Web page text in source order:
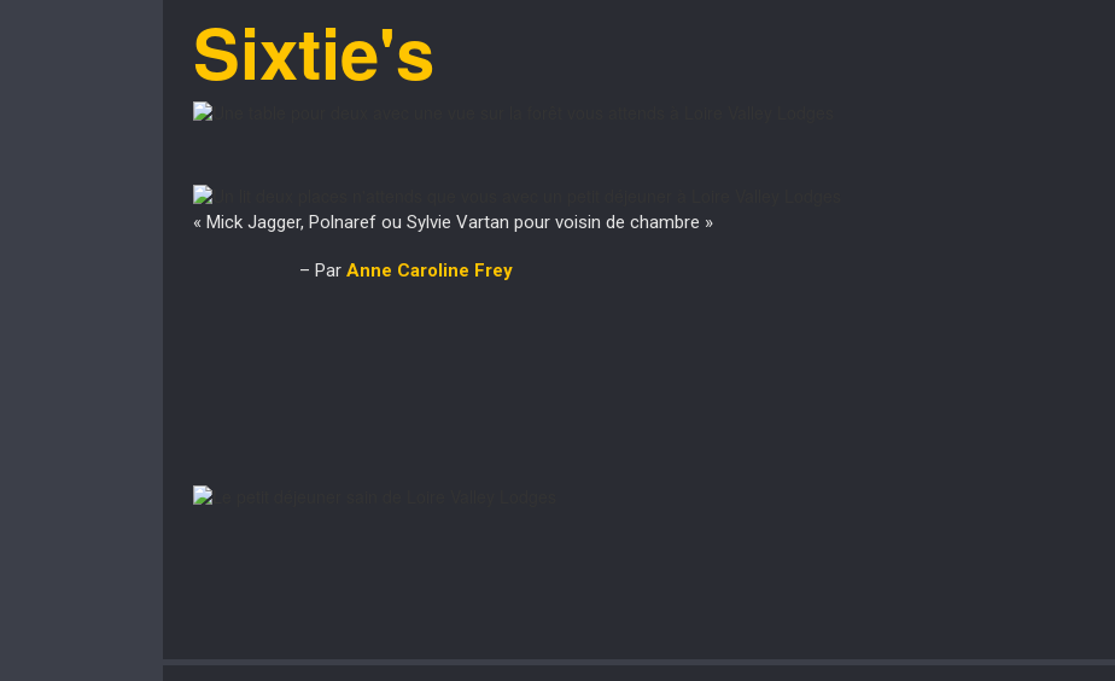
Sixtie's
« Mick Jagger, Polnaref ou Sylvie Vartan pour voisin de chambre »
– Par Anne Caroline Frey